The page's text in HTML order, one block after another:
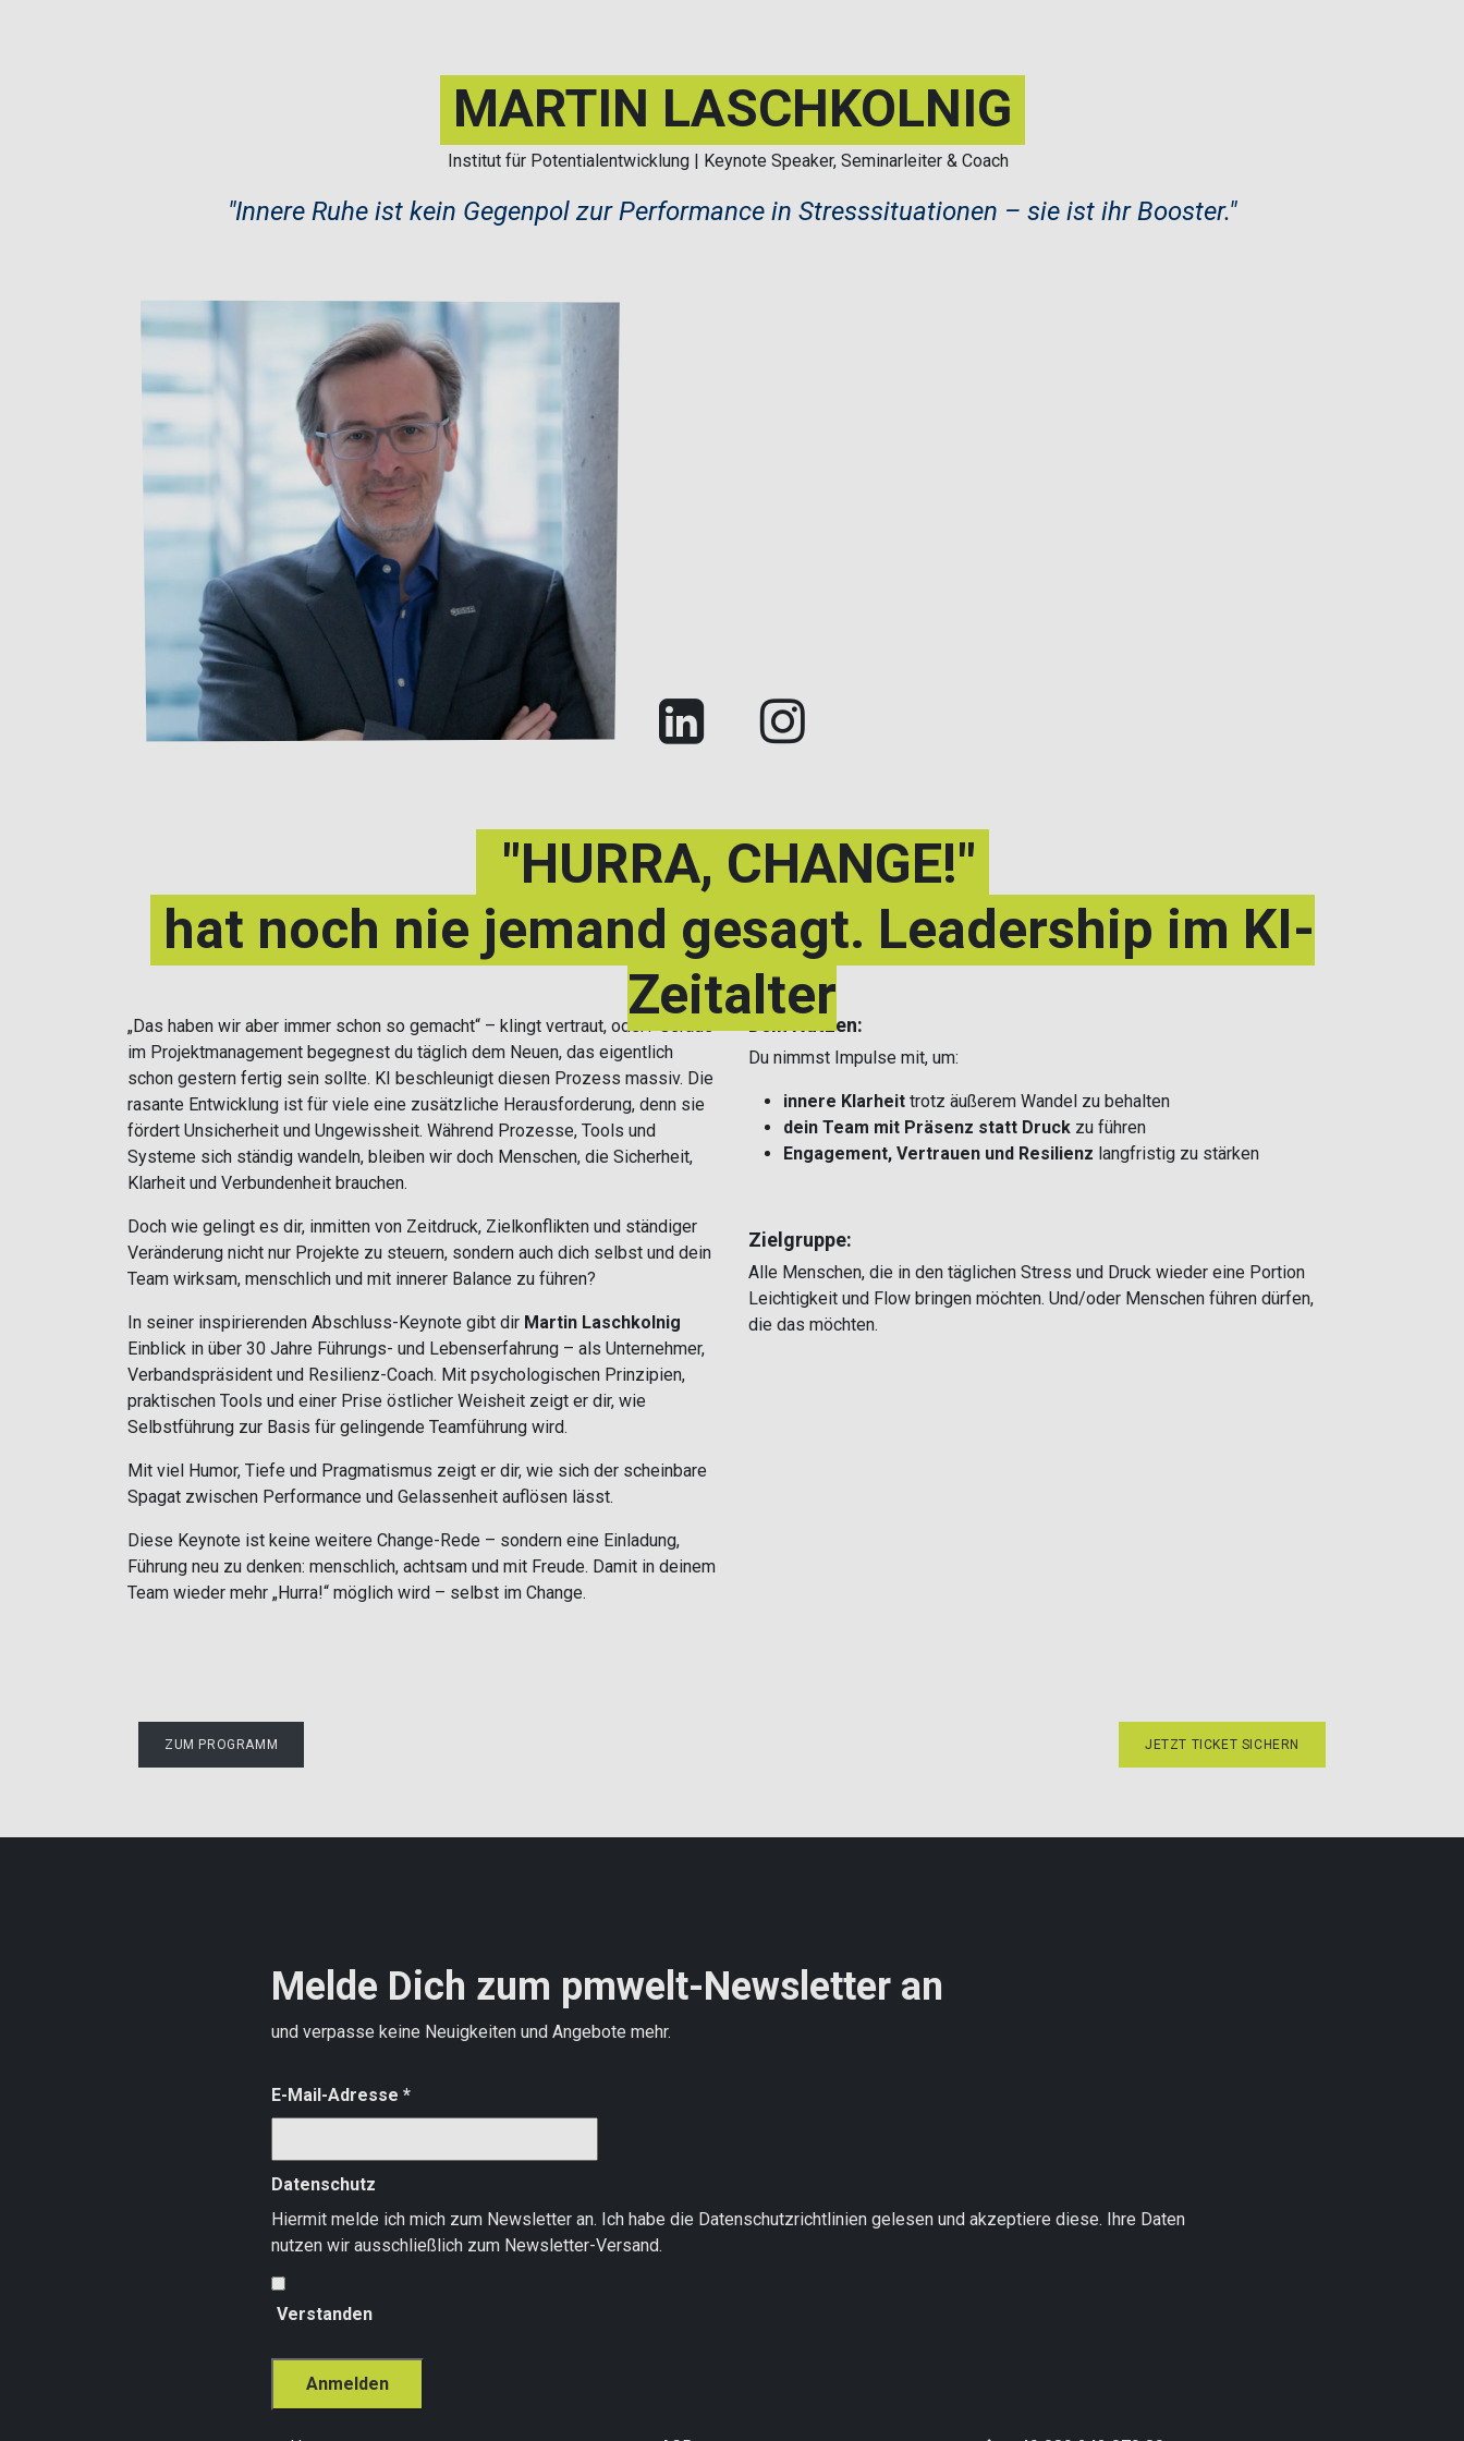
MARTIN LASCHKOLNIG
Institut für Potentialentwicklung | Keynote Speaker, Seminarleiter & Coach
​"Innere Ruhe ist kein Gegenpol zur Performance in Stresssituationen – sie ist ihr Booster."
"HURRA, CHANGE!"
hat noch nie jemand gesagt. Leadership im KI-
Zeitalter
„Das haben wir aber immer schon so gemacht“ – klingt vertraut, oder? Gerade
im Projektmanagement begegnest du täglich dem Neuen, das eigentlich
schon gestern fertig sein sollte. KI beschleunigt diesen Prozess massiv. Die
rasante Entwicklung ist für viele eine zusätzliche Herausforderung, denn sie
fördert Unsicherheit und Ungewissheit. Während Prozesse, Tools und
Systeme sich ständig wandeln, bleiben wir doch Menschen, die Sicherheit,
Klarheit und Verbundenheit brauchen.
Doch wie gelingt es dir, inmitten von Zeitdruck, Zielkonflikten und ständiger
Veränderung nicht nur Projekte zu steuern, sondern auch dich selbst und dein
Team wirksam, menschlich und mit innerer Balance zu führen?
In seiner inspirierenden Abschluss-Keynote gibt dir Martin Laschkolnig
Einblick in über 30 Jahre Führungs- und Lebenserfahrung – als Unternehmer,
Verbandspräsident und Resilienz-Coach. Mit psychologischen Prinzipien,
praktischen Tools und einer Prise östlicher Weisheit zeigt er dir, wie
Selbstführung zur Basis für gelingende Teamführung wird.
Mit viel Humor, Tiefe und Pragmatismus zeigt er dir, wie sich der scheinbare
Spagat zwischen Performance und Gelassenheit auflösen lässt.
Diese Keynote ist keine weitere Change-Rede – sondern eine Einladung,
Führung neu zu denken: menschlich, achtsam und mit Freude. Damit in deinem
Team wieder mehr „Hurra!“ möglich wird – selbst im Change.
Dein Nutzen:
Du nimmst Impulse mit, um:
innere Klarheit trotz äußerem Wandel zu behalten
dein Team mit Präsenz statt Druck zu führen
Engagement, Vertrauen und Resilienz langfristig zu stärken
Zielgruppe:
Alle Menschen, die in den täglichen Stress und Druck wieder eine Portion
Leichtigkeit und Flow bringen möchten. Und/oder Menschen führen dürfen,
die das möchten.
JETZT TICKET SICHERN
ZUM PROGRAMM
Melde Dich zum pmwelt-Newsletter an
und verpasse keine Neuigkeiten und Angebote mehr.
E-Mail-Adresse *
Datenschutz
Hiermit melde ich mich zum Newsletter an. Ich habe die Datenschutzrichtlinien gelesen und akzeptiere diese. Ihre Daten
nutzen wir ausschließlich zum Newsletter-Versand.
Verstanden